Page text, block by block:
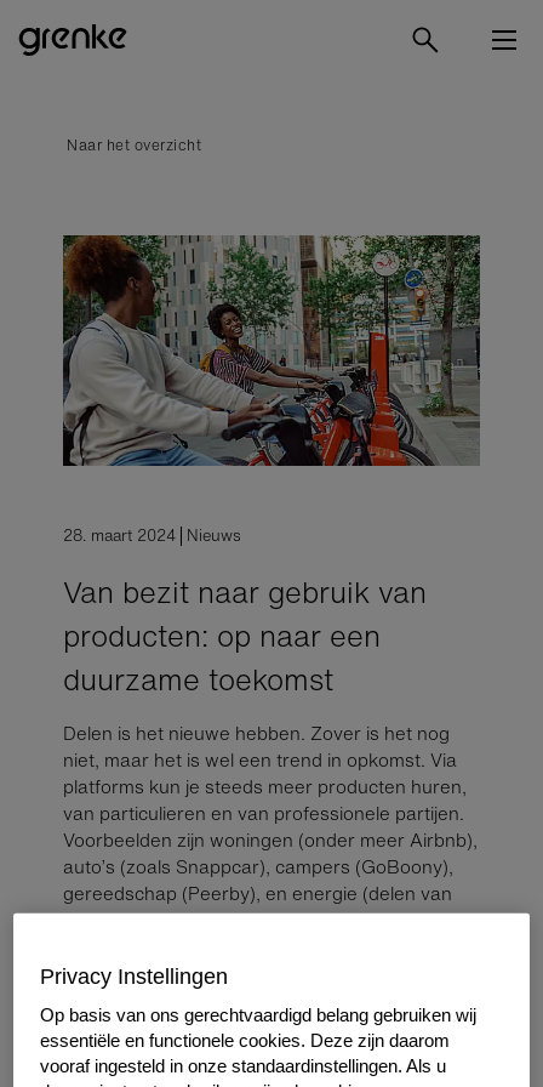
Naar het overzicht
28. maart 2024 Nieuws
Van bezit naar gebruik van
producten: op naar een
duurzame toekomst
Delen is het nieuwe hebben. Zover is het nog
niet, maar het is wel een trend in opkomst. Via
platforms kun je steeds meer producten huren,
van particulieren en van professionele partijen.
Voorbeelden zijn woningen (onder meer Airbnb),
auto’s (zoals Snappcar), campers (GoBoony),
gereedschap (Peerby), en energie (delen van
zonnepanelen met je buren). Delen is duurzaam
heggenschaar, partytent of boormachine kopen
hebt?
Privacy Instellingen
Op basis van ons gerechtvaardigd belang gebruiken wij
essentiële en functionele cookies. Deze zijn daarom
vooraf ingesteld in onze standaardinstellingen. Als u